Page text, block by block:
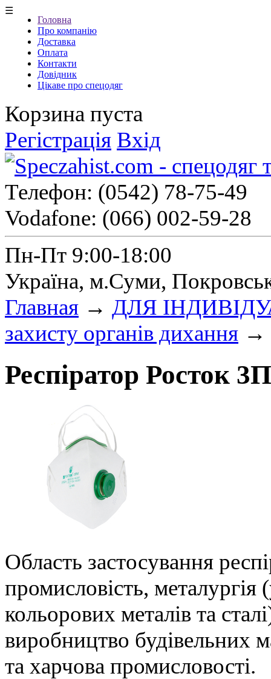
☰
Головна
Про компанію
Доставка
Оплата
Контакти
Довідник
Цікаве про спецодяг
Корзина пуста
Регістрація Вхід
Телефон: (0542) 78-75-49
Vodafone: (066) 002-59-28
Пн-Пт 9:00-18:00
Україна, м.Суми,
Главная → ДЛЯ
захисту органів дихання →
Респіратор Росток
Область застосування
промисловість,
кольорових металів та
виробництво будівельних
та харчова промисловості.